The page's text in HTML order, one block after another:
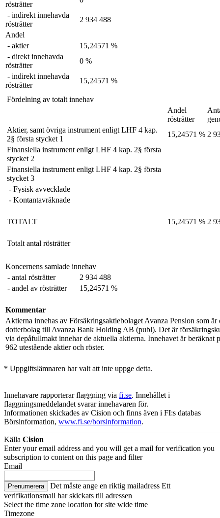
rösträtter
- indirekt innehavda
rösträtter
2 934 488
Andel
- aktier
15,24571 %
- direkt innehavda
rösträtter
0 %
- indirekt innehavda
rösträtter
15,24571 %
Fördelning av totalt innehav
Andel
rösträtter
Aktier, samt övriga instrument enligt LHF 4 kap.
2§ första stycket 1
15,24571 % 2
Finansiella instrument enligt LHF 4 kap. 2§ första
stycket 2
Finansiella instrument enligt LHF 4 kap. 2§ första
stycket 3
- Fysisk avvecklade
- Kontantavräknade
TOTALT 15,24571 % 2
Totalt antal rösträtter
Koncernens samlade innehav
- antal rösträtter
2 934 488
- andel av rösträtter
15,24571 %
Kommentar
Aktierna innehas av Försäkringsaktiebolaget Avanza Pension som är
dotterbolag till Avanza Bank Holding AB (publ). Det är
via depåfullmakt innehar de aktuella aktierna. Innehavet är beräknat
962 utestående aktier och röster.
* Uppgiftslämnaren har valt att inte uppge detta.
Innehavare rapporterar flaggning via fi.se. Innehållet i
flaggningsmeddelandet svarar innehavaren för.
Informationen skickades av Cision och finns även i FI:s databas
Börsinformation, www.fi.se/borsinformation.
Källa Cision
Enter your email address and you will get a mail for verification you
subscription to content on this page and filter
Email
Prenumerera Det måste ange en riktig mailadress Ett
verifikationsmail har skickats till adressen
Select the time zone location for site wide time
Timezone